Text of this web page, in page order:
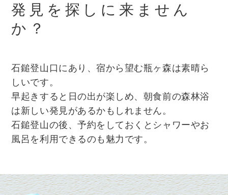
発見を探しに来ません
か？
石鎚登山口にあり、宿から望む瓶ヶ森は素晴ら
しいです。
早起きすると日の出が楽しめ、朝食前の森林浴
は新しい発見があるかもしれません。
石鎚登山の後、予約をしておくと シャワーやお
風呂を利用できるのも魅力です。